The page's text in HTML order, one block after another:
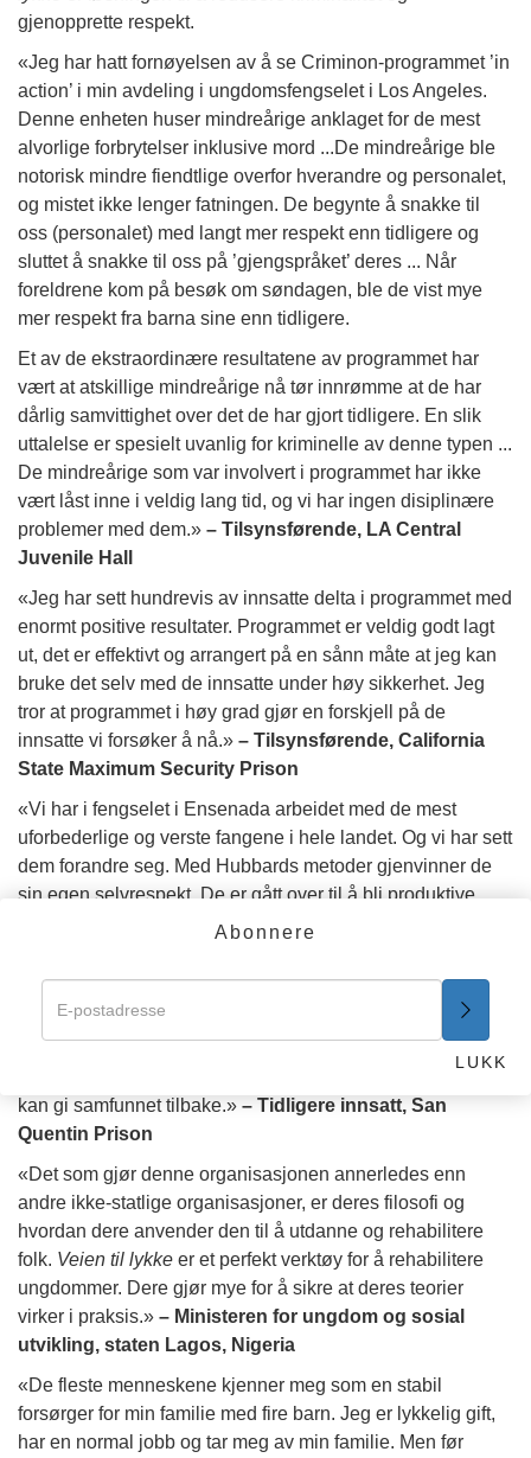
gjenopprette respekt.
«Jeg har hatt fornøyelsen av å se Criminon-programmet ’in
action’ i min avdeling i ungdomsfengselet i Los Angeles.
Denne enheten huser mindreårige anklaget for de mest
alvorlige forbrytelser inklusive mord ...De mindreårige ble
notorisk mindre fiendtlige overfor hverandre og personalet,
og mistet ikke lenger fatningen. De begynte å snakke til
oss (personalet) med langt mer respekt enn tidligere og
sluttet å snakke til oss på ’gjengspråket’ deres ... Når
foreldrene kom på besøk om søndagen, ble de vist mye
mer respekt fra barna sine enn tidligere.
Et av de ekstraordinære resultatene av programmet har
vært at atskillige mindreårige nå tør innrømme at de har
dårlig samvittighet over det de har gjort tidligere. En slik
uttalelse er spesielt uvanlig for kriminelle av denne typen ...
De mindreårige som var involvert i programmet har ikke
vært låst inne i veldig lang tid, og vi har ingen disiplinære
problemer med dem.» – Tilsynsførende, LA Central
Juvenile Hall
«Jeg har sett hundrevis av innsatte delta i programmet med
enormt positive resultater. Programmet er veldig godt lagt
ut, det er effektivt og arrangert på en sånn måte at jeg kan
bruke det selv med de innsatte under høy sikkerhet. Jeg
tror at programmet i høy grad gjør en forskjell på de
innsatte vi forsøker å nå.» – Tilsynsførende, California
State Maximum Security Prison
«Vi har i fengselet i Ensenada arbeidet med de mest
uforbederlige og verste fangene i hele landet. Og vi har sett
dem forandre seg. Med Hubbards metoder gjenvinner de
sin egen selvrespekt. De er gått over til å bli produktive
mennesker. Jeg er sikker på at disse individene aldri mer
ensomme gater.»–Politisjef, Mexicali, Mexico
«Veien til lykkegav meg en retning å gå i, som fortsetter
kan gi samfunnet tilbake.» – Tidligere innsatt, San
Quentin Prison
«Det som gjør denne organisasjonen annerledes enn
andre ikke-statlige organisasjoner, er deres filosofi og
hvordan dere anvender den til å utdanne og rehabilitere
folk. Veien til lykke er et perfekt verktøy for å rehabilitere
ungdommer. Dere gjør mye for å sikre at deres teorier
virker i praksis.» – Ministeren for ungdom og sosial
utvikling, staten Lagos, Nigeria
«De fleste menneskene kjenner meg som en stabil
forsørger for min familie med fire barn. Jeg er lykkelig gift,
har en normal jobb og tar meg av min familie. Men før
Abonnere
LUKK